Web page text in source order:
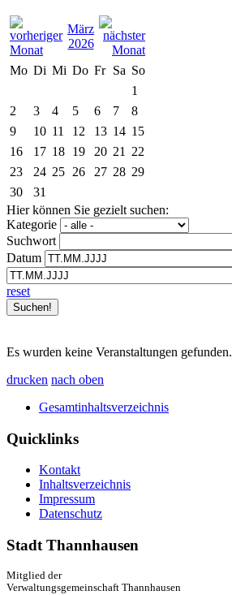
März
2026
Mo Di Mi Do Fr Sa So
1
2
3 4 5 6 7
8
9
10 11 12 13 14 15
16
17 18 19 20 21
22
23
24 25 26 27 28 29
30
31
Hier können Sie gezielt suchen:
Kategorie
Suchwort
Datum
reset
Es wurden keine Veranstaltungen gefunden.
drucken nach oben
Gesamtinhaltsverzeichnis
Quicklinks
Kontakt
Inhaltsverzeichnis
Impressum
Datenschutz
Stadt Thannhausen
Mitglied der
Verwaltungsgemeinschaft Thannhausen